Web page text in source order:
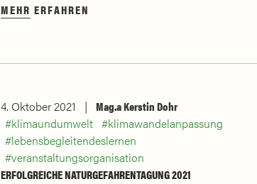
MEHR ERFAHREN
4. Oktober 2021
Mag.a Kerstin Dohr
klimaundumwelt
klimawandelanpassung
lebensbegleitendeslernen
veranstaltungsorganisation
ERFOLGREICHE NATURGEFAHRENTAGUNG 2021